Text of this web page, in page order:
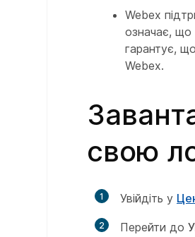
Webex
означає, що
гарантує,
Webex.
свою
1 Увійдіть у
2 Перейти до